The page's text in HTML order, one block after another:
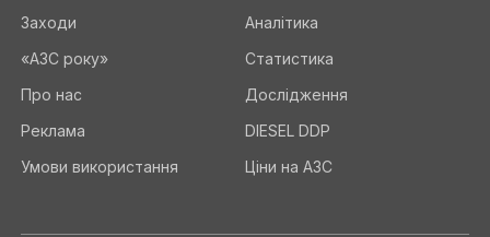
Заходи
«АЗС року»
Про нас
Реклама
Умови використання
Аналітика
Статистика
Дослідження
DIESEL DDP
Ціни на АЗС